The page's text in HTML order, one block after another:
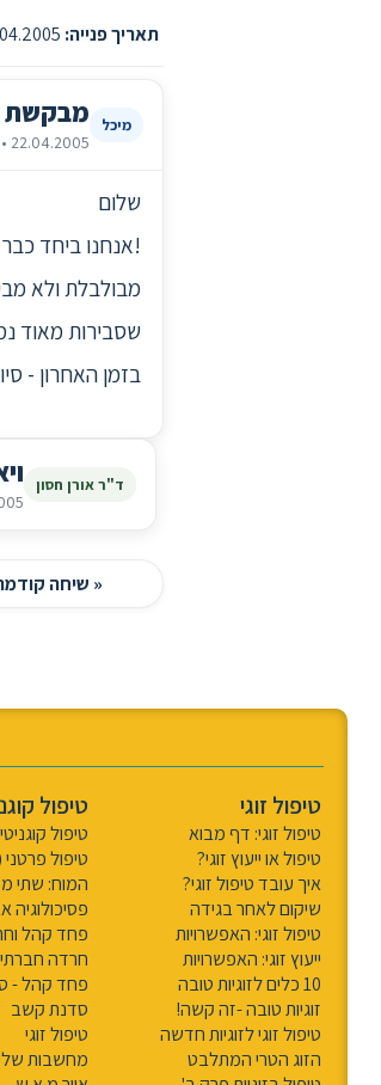
תאריך פנייה:
מיכל מבקשת
22.04.2005 • 17:15
שלום
שסבירות מאוד
בזמן האחרון -
ד"ר אורן חסון
« שיחה
טיפול זוגי
טיפול זוגי: דף מבוא
טיפול או ייעוץ זוגי?
איך עובד טיפול זוגי?
שיקום לאחר בגידה
טיפול זוגי: האפשרויות
ייעוץ זוגי: האפשרויות
10 כלים לזוגיות טובה
זוגיות טובה -זה קשה!
טיפול זוגי לזוגיות חדשה
הזוג הטרי המתלבט
טיפול
טיפול
טיפול פרטני
המוח: שתי
פסיכולוגיה
פחד קהל
חרדה
פחד קהל -
סדנת קשב
טיפול זוגי
מחשבות